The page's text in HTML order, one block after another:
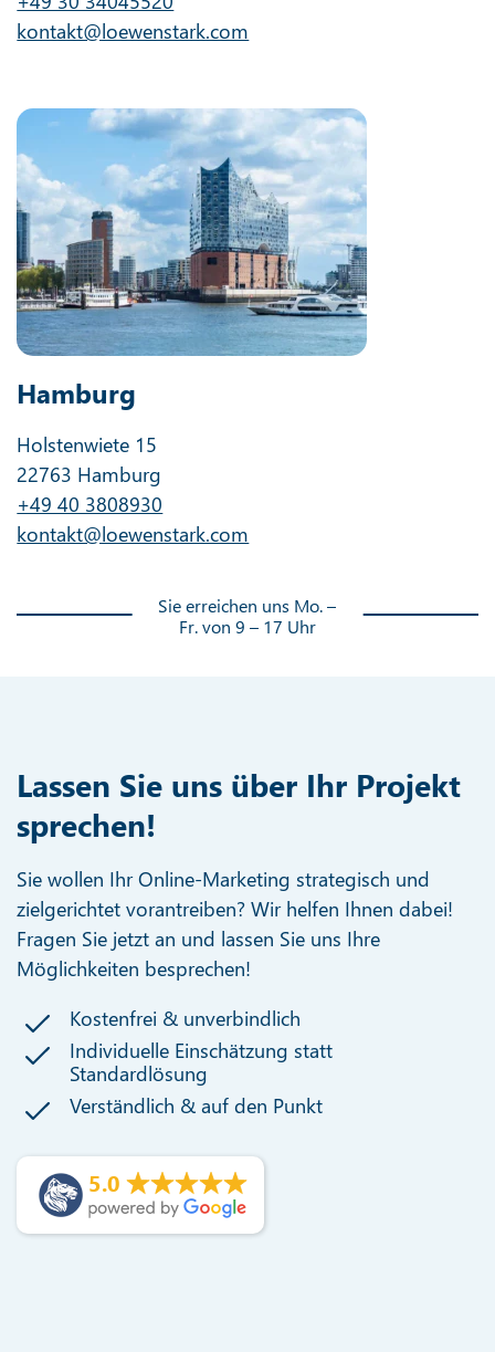
kontakt@loewenstark.com
Hamburg
Holstenwiete 15
22763 Hamburg
+49 40 3808930
kontakt@loewenstark.com
Sie erreichen uns Mo. –
Fr. von 9 – 17 Uhr
Lassen Sie uns über Ihr Projekt
sprechen!
Sie wollen Ihr Online-Marketing strategisch und
zielgerichtet vorantreiben? Wir helfen Ihnen dabei!
Fragen Sie jetzt an und lassen Sie uns Ihre
Möglichkeiten besprechen!
Kostenfrei & unverbindlich
Individuelle Einschätzung statt
Standardlösung
Verständlich & auf den Punkt
5.0